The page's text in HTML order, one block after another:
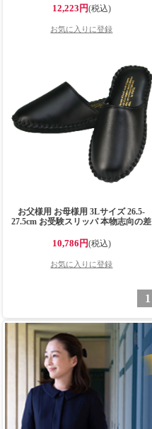
パ ブラック 黒 ※メーカーお取り寄
せ品※
12,223円(税込)
お父様用 お母様用 3Lサイズ 26.5-
27.5cm お受験スリッパ 本物志向の差
高級スリッパ ブラック ※メーカーお
取り寄せ品※
10,786円(税込)
1